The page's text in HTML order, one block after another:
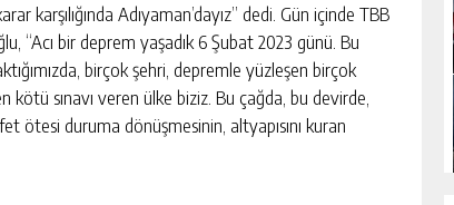
karşılığında Adıyaman’dayız” dedi. Gün içinde TBB
“Acı bir deprem yaşadık 6 Şubat 2023 günü. Bu
birçok şehri, depremle yüzleşen birçok
sınavı veren ülke biziz. Bu çağda, bu devirde,
ötesi duruma dönüşmesinin, altyapısını kuran